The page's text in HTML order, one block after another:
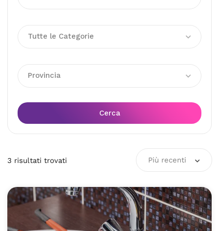
Tutte le Categorie
Provincia
Cerca
3 risultati trovati Più recenti